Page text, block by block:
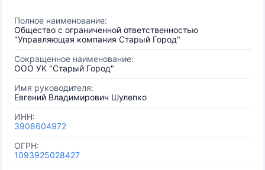
Полное наименование:
Общество с ограниченной ответственностью
"Управляющая компания Старый Город"
Сокращенное наименование:
ООО УК "Старый Город"
Имя руководителя:
Евгений Владимирович Шулепко
ИНН:
3908604972
ОГРН:
1093925028427